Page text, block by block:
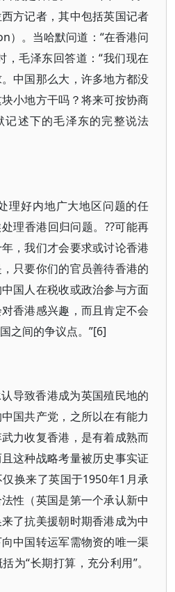
方记者，其中包括英国记者
。当哈默问道：“在香港问
，毛泽东回答道：“我们现在
中国那么大，许多地方都没
小地方干吗？将来可按协商
记述下的毛泽东的完整说法
理好内地广大地区问题的任
理香港回归问题。??可能再
，我们才会要求或讨论香港
只要你们的官员善待香港的
国人在税收或政治参与方面
香港感兴趣，而且肯定不会
之间的争议点。”[6]
导致香港成为英国殖民地的
国共产党，之所以在有能力
力收复香港，是有着成熟而
这种战略考量被历史事实证
换来了英国于1950年1月承
性（英国是第一个承认新中
了抗美援朝时期香港成为中
中国转运军需物资的唯一渠
为“长期打算，充分利用”。